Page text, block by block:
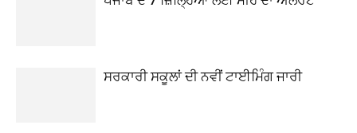
ਸਰਕਾਰੀ ਸਕੂਲਾਂ ਦੀ ਨਵੀਂ ਟਾਈਮਿੰਗ ਜਾਰੀ